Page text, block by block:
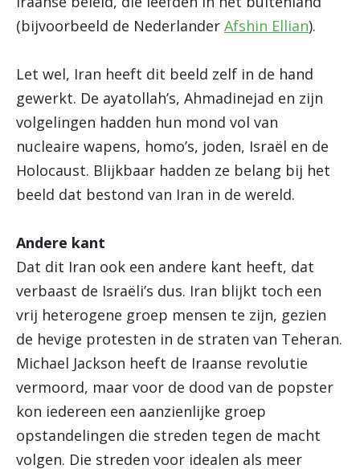
(bijvoorbeeld de Nederlander Afshin Ellian).
Let wel, Iran heeft dit beeld zelf in de hand
gewerkt. De ayatollah’s, Ahmadinejad en zijn
volgelingen hadden hun mond vol van
nucleaire wapens, homo’s, joden, Israël en de
Holocaust. Blijkbaar hadden ze belang bij het
beeld dat bestond van Iran in de wereld.
Andere kant
Dat dit Iran ook een andere kant heeft, dat
verbaast de Israëli’s dus. Iran blijkt toch een
vrij heterogene groep mensen te zijn, gezien
de hevige protesten in de straten van Teheran.
Michael Jackson heeft de Iraanse revolutie
vermoord, maar voor de dood van de popster
kon iedereen een aanzienlijke groep
opstandelingen die streden tegen de macht
volgen. Die streden voor idealen als meer